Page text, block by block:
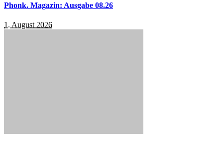
Phonk. Magazin: Ausgabe 08.26
1. August 2026